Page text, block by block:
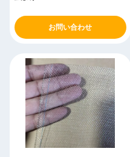
お問い合わせ